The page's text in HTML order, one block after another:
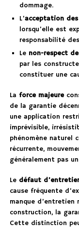
dommage.
L’acceptation des
lorsqu’elle est
responsabilité
Le non-respect
par les
constituer une
La force majeure
de la garantie
une application
imprévisible,
phénomène naturel
récurrente,
généralement pas
Le défaut
cause fréquente
manque d’entretien
construction, la
Cette distinction